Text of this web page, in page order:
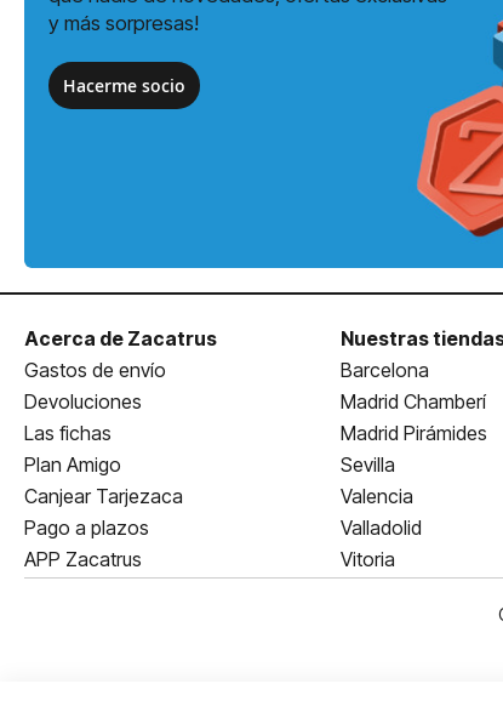
y más sorpresas!
Hacerme socio
Acerca de Zacatrus
Gastos de envío
Devoluciones
Las fichas
Plan Amigo
Canjear Tarjezaca
Pago a plazos
APP Zacatrus
Nuestras
Barcelona
Madrid Chamberí
Madrid Pirámides
Sevilla
Valencia
Valladolid
Vitoria